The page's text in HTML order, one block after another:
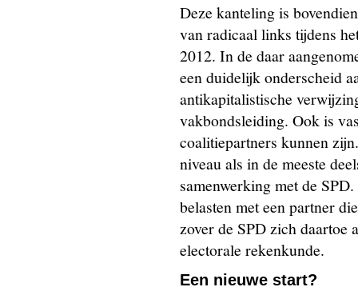
Deze kanteling is
van radicaal links tijdens
2012. In de daar
een duidelijk onderscheid
antikapitalistische
vakbondsleiding. Ook is
coalitiepartners kunnen
niveau als in de meeste
samenwerking met de
belasten met een partner
zover de SPD zich daartoe
electorale rekenkunde.
Een nieuwe start?